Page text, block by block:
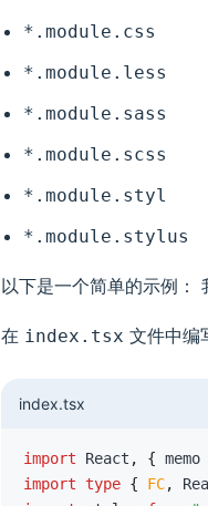
*.module.css
*.module.less
*.module.sass
*.module.scss
*.module.styl
*.module.stylus
以下是一个简单的示例：
在 index.tsx 文件中编
index.tsx
import React , { memo
import type { FC,